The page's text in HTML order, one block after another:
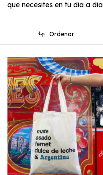
que necesites en tu dia a dia
Ordenar